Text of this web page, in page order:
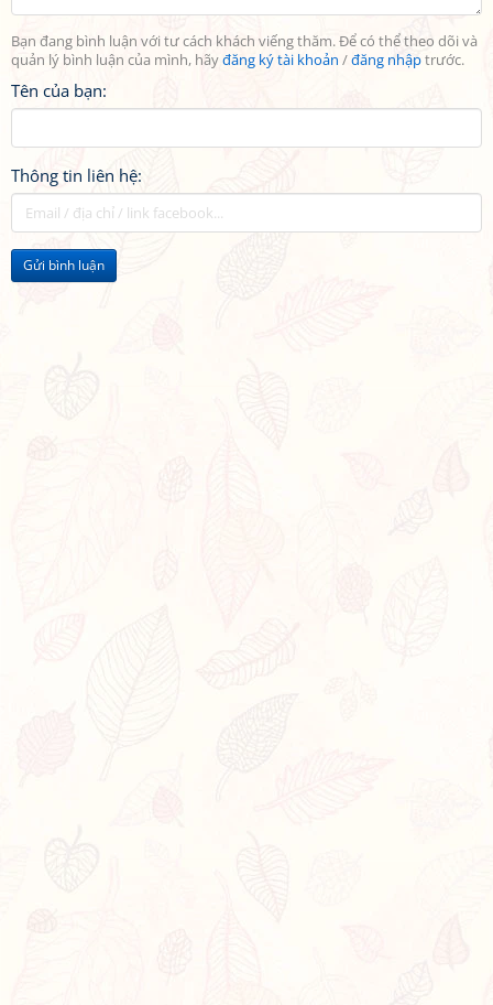
Bạn đang bình luận với tư cách khách viếng thăm. Để có thể theo dõi và
quản lý bình luận của mình, hãyđăng ký tài khoản /đăng nhậptrước.
Tên của bạn:
Thông tin liên hệ:
Gửi bình luận